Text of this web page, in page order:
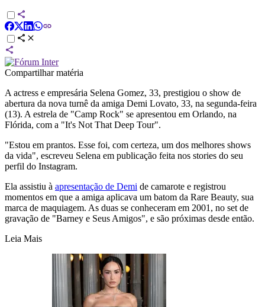
Compartilhar matéria
A actress e empresária Selena Gomez, 33, prestigiou o show de
abertura da nova turnê da amiga Demi Lovato, 33, na segunda-feira
(13). A estrela de "Camp Rock" se apresentou em Orlando, na
Flórida, com a "It's Not That Deep Tour".
"Estou em prantos. Esse foi, com certeza, um dos melhores shows
da vida", escreveu Selena em publicação feita nos stories do seu
perfil do Instagram.
Ela assistiu à apresentação de Demi de camarote e registrou
momentos em que a amiga aplicava um batom da Rare Beauty, sua
marca de maquiagem. As duas se conheceram em 2001, no set de
gravação de "Barney e Seus Amigos", e são próximas desde então.
Leia Mais